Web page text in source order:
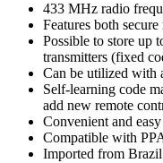
433 MHz radio
Features both
Possible to store up
transmitters (fixed
Can be utilized with
Self-learning code
add new remote
Convenient and
Compatible with
Imported from